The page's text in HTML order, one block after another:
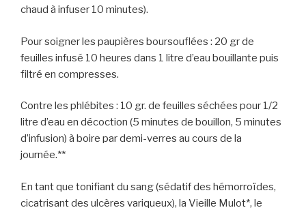
chaud à infuser 10 minutes).
Pour soigner les paupières boursouflées : 20 gr de
feuilles infusé 10 heures dans 1 litre d’eau bouillante puis
filtré en compresses.
Contre les phlébites : 10 gr. de feuilles séchées pour 1/2
litre d’eau en décoction (5 minutes de bouillon, 5 minutes
d’infusion) à boire par demi-verres au cours de la
journée.**
En tant que tonifiant du sang (sédatif des hémorroïdes,
cicatrisant des ulcères variqueux), la Vieille Mulot*, le